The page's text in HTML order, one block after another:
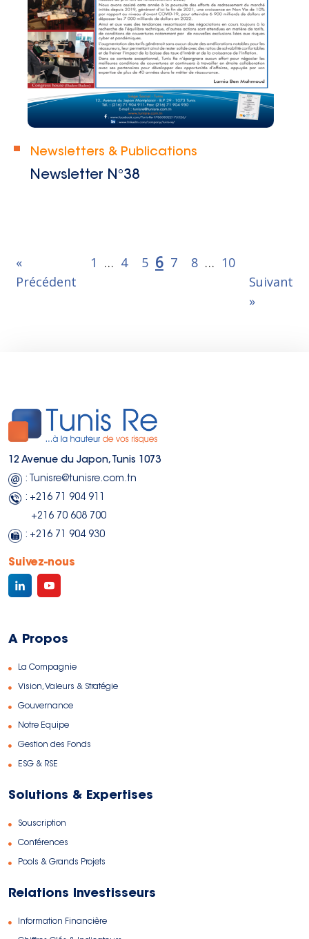
Newsletters & Publications
Newsletter N°38
«
Précédent
1 … 4 5 6 7 8 … 10
Suivant
»
12 Avenue du Japon, Tunis 1073
: Tunisre@tunisre.com.tn
: +216 71 904 911
+216 70 608 700
: +216 71 904 930
Suivez-nous
A Propos
La Compagnie
Vision, Valeurs & Stratégie
Gouvernance
Notre Equipe
Gestion des Fonds
ESG & RSE
Solutions & Expertises
Souscription
Conférences
Pools & Grands Projets
Relations Investisseurs
Information Financière